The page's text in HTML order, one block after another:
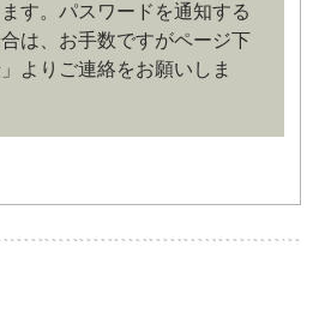
スワードの管理）
ードの利用、管理は会員の自己責
ます。会員は、ユーザー名および
洩、利用許諾、貸与、譲渡、名
責任は、会員が負うものとし、当
す。パスワードを通知する
は、お手数ですがページ下
よりご連絡をお願いしま